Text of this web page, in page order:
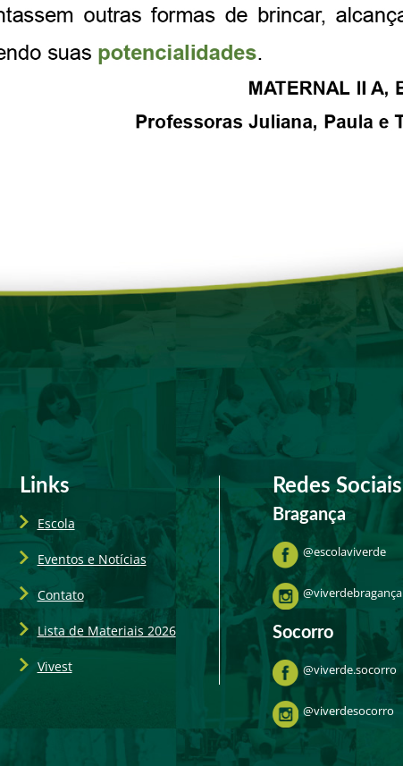
Links
Escola
Eventos e Notícias
Contato
Lista de Materiais 2026
Vivest
Redes Sociais
Bragança
@escolaviverde
@viverdebragança
Socorro
@viverde.socorro
@viverdesocorro